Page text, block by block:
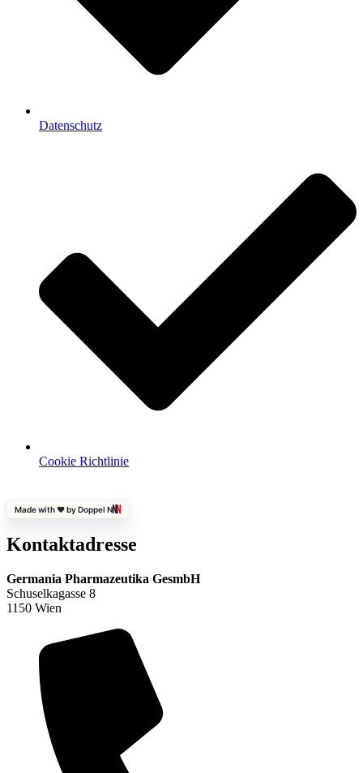
Datenschutz
Cookie Richtlinie
Made with ❤️ by Doppel N
Kontaktadresse
Germania Pharmazeutika GesmbH
Schuselkagasse 8
1150 Wien